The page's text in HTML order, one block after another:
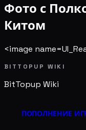
Фото с
Китом
<image
BITTOPUP WIKI
BitTopup Wiki
ПОПОЛНЕНИЕ